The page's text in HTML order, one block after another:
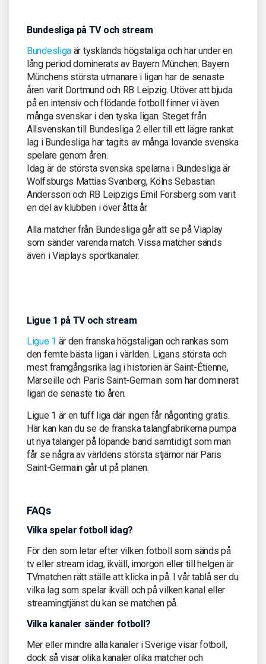
Bundesliga på TV och stream
Bundesliga är tysklands högstaliga och har under en
lång period dominerats av Bayern München. Bayern
Münchens största utmanare i ligan har de senaste
åren varit Dortmund och RB Leipzig. Utöver att bjuda
på en intensiv och flödande fotboll finner vi även
många svenskar i den tyska ligan. Steget från
Allsvenskan till Bundesliga 2 eller till ett lägre rankat
lag i Bundesliga har tagits av många lovande svenska
spelare genom åren.
Idag är de största svenska spelarna i Bundesliga är
Wolfsburgs Mattias Svanberg, Kölns Sebastian
Andersson och RB Leipzigs Emil Forsberg som varit
en del av klubben i över åtta år.
Alla matcher från Bundesliga går att se på Viaplay
som sänder varenda match. Vissa matcher sänds
även i Viaplays sportkanaler.
Ligue 1 på TV och stream
Ligue 1 är den franska högstaligan och rankas som
den femte bästa ligan i världen. Ligans största och
mest framgångsrika lag i historien är Saint-Étienne,
Marseille och Paris Saint-Germain som har dominerat
ligan de senaste tio åren.
Ligue 1 är en tuff liga där ingen får någonting gratis.
Här kan kan du se de franska talangfabrikerna pumpa
ut nya talanger på löpande band samtidigt som man
får se några av världens största stjärnor när Paris
Saint-Germain går ut på planen.
FAQs
Vilka spelar fotboll idag?
För den som letar efter vilken fotboll som sänds på
tv eller stream idag, ikväll, imorgon eller till helgen är
TVmatchen rätt ställe att klicka in på. I vår tablå ser du
vilka lag som spelar ikväll och på vilken kanal eller
streamingtjänst du kan se matchen på.
Vilka kanaler sänder fotboll?
Mer eller mindre alla kanaler i Sverige visar fotboll,
dock så visar olika kanaler olika matcher och